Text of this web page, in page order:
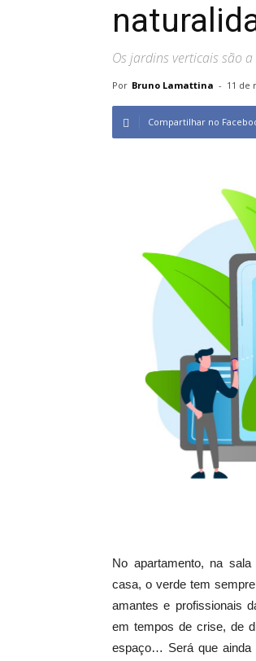
Os jardins verticais são
Por Bruno Lamattina - 11 de
Compartilhar no
No apartamento, na
casa, o verde tem
amantes e profissionais
em tempos de crise, de
espaço… Será que ainda